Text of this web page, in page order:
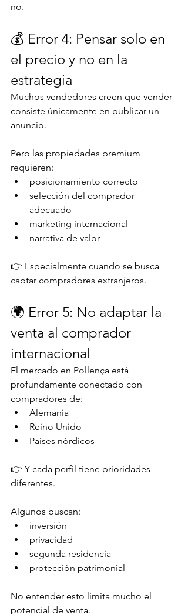
no.
💰 Error 4: Pensar solo en
el precio y no en la
estrategia
Muchos vendedores creen que vender
consiste únicamente en publicar un
anuncio.
Pero las propiedades premium
requieren:
posicionamiento correcto
selección del comprador
adecuado
marketing internacional
narrativa de valor
👉 Especialmente cuando se busca
captar compradores extranjeros.
🌍 Error 5: No adaptar la
venta al comprador
internacional
El mercado en Pollença está
profundamente conectado con
compradores de:
Alemania
Reino Unido
Países nórdicos
👉 Y cada perfil tiene prioridades
diferentes.
Algunos buscan:
inversión
privacidad
segunda residencia
protección patrimonial
No entender esto limita mucho el
potencial de venta.